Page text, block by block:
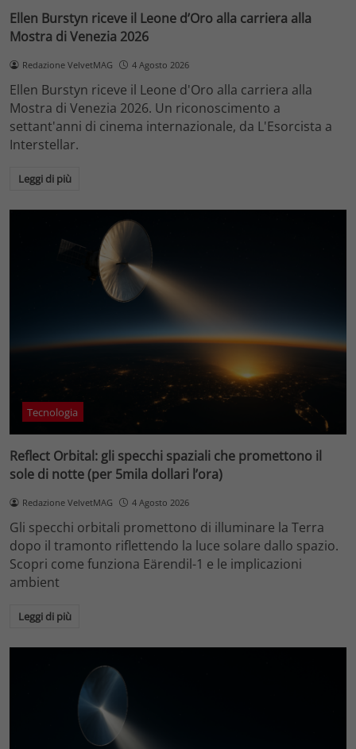
Ellen Burstyn riceve il Leone d’Oro alla carriera alla
Mostra di Venezia 2026
Redazione VelvetMAG 4 Agosto 2026
Ellen Burstyn riceve il Leone d'Oro alla carriera alla
Mostra di Venezia 2026. Un riconoscimento a
settant'anni di cinema internazionale, da L'Esorcista a
Interstellar.
Leggi di più
Tecnologia
Reflect Orbital: gli specchi spaziali che promettono il
sole di notte (per 5mila dollari l’ora)
Redazione VelvetMAG 4 Agosto 2026
Gli specchi orbitali promettono di illuminare la Terra
dopo il tramonto riflettendo la luce solare dallo spazio.
Scopri come funziona Eärendil-1 e le implicazioni
ambient
Leggi di più